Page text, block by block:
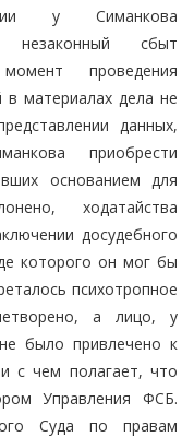
у Симанкова
незаконный сбыт
проведения
в материалах дела не
данных,
приобрести
основанием для
ходатайства
досудебного
которого он мог бы
психотропное
а лицо, у
было привлечено к
с чем полагает, что
Управления ФСБ.
Суда по правам